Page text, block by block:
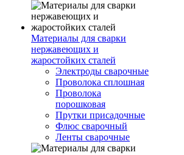
Материалы для сварки
нержавеющих и
жаростойких сталей
Электроды сварочные
Проволока сплошная
Проволока
порошковая
Прутки присадочные
Флюс сварочный
Ленты сварочные